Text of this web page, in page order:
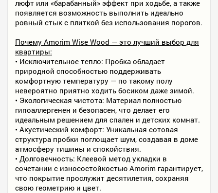
люфт или «барабанный» эффект при ходьбе, а также
появляется возможность выполнить идеально
ровный стык с плиткой без использования порогов.
Почему Amorim Wise Wood — это лучший выбор для
квартиры:
• Исключительное тепло: Пробка обладает
природной способностью поддерживать
комфортную температуру — по такому полу
невероятно приятно ходить босиком даже зимой.
• Экологическая чистота: Материал полностью
гипоаллергенен и безопасен, что делает его
идеальным решением для спален и детских комнат.
• Акустический комфорт: Уникальная сотовая
структура пробки поглощает шум, создавая в доме
атмосферу тишины и спокойствия.
• Долговечность: Клеевой метод укладки в
сочетании с износостойкостью Amorim гарантирует,
что покрытие прослужит десятилетия, сохраняя
свою геометрию и цвет.